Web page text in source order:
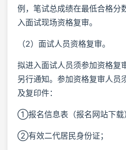
例，笔试总成绩在最低合格分
入面试现场资格复审。
（2）面试人员资格复审。
拟进入面试人员须参加资格复
另行通知。参加资格复审人员
及复印件：
①报名信息表（报名网站下载
②有效二代居民身份证；